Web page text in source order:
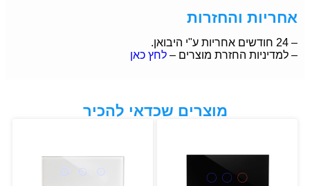
אחריות והחזרות
– 24 חודשים אחריות ע"י היבואן.
– למדיניות החזרת מוצרים – לחץ כאן
מוצרים שכדאי להכיר